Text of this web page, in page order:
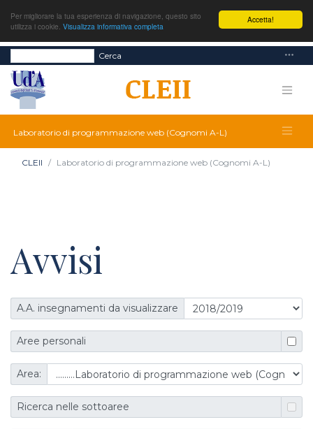
Accetta!
Per migliorare la tua esperienza di navigazione, questo sito
utilizza i cookie. Visualizza informativa completa
Cerca
Laboratorio di programmazione web (Cognomi A-L)
CLEII Laboratorio di programmazione web (Cognomi A-L)
Avvisi
A.A. insegnamenti da visualizzare
Aree personali
Area:
Ricerca nelle sottoaree